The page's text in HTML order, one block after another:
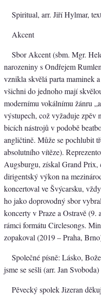
Spiritual, arr. Jiří Hylmar,
Akcent
Sbor Akcent (sbm. Mgr.
narozeniny s Ondřejem
vznikla skvělá parta maminek
všichni do jednoho mají
modernímu vokálnímu žánru
výstupech, což vyžaduje zpěv
bicích nástrojů v podobě
angličtině. Může se pochlubit
absolutního vítěze).
Augsburgu, získal Grand
dirigentský výkon na
koncertoval ve Švýcarsku,
ho jako doprovodný sbor
koncerty v Praze a Ostravě
rámci formátu Circlesongs.
zopakoval (2019 – Praha,
Společné písně: Lásko,
jsme se sešli (arr. Jan Svoboda)
Pěvecký spolek Jizeran